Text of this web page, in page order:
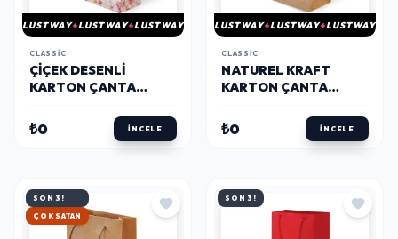
LUSTWAY LUSTWAY LUSTWAY
CLASSIC
ÇIÇEK DESENLI
KARTON ÇANTA
₺0 İNCELE
LUSTWAY LUSTWAY LUSTWAY
CLASSIC
NATUREL KRAFT
KARTON ÇANTA
₺0 İNCELE
SON 3!
ÇOK SATAN
SON 3!